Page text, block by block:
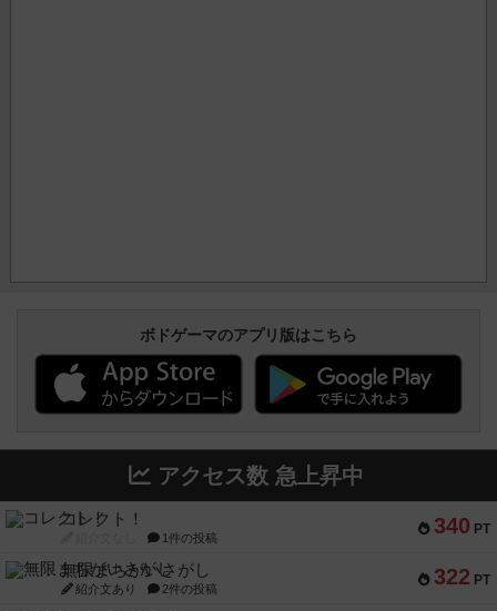
ボドゲーマのアプリ版はこちら
アクセス数 急上昇中
340 PT
コレクト！
1件の投稿
322 PT
無限まちがいさがし
紹介文あり 2件の投稿